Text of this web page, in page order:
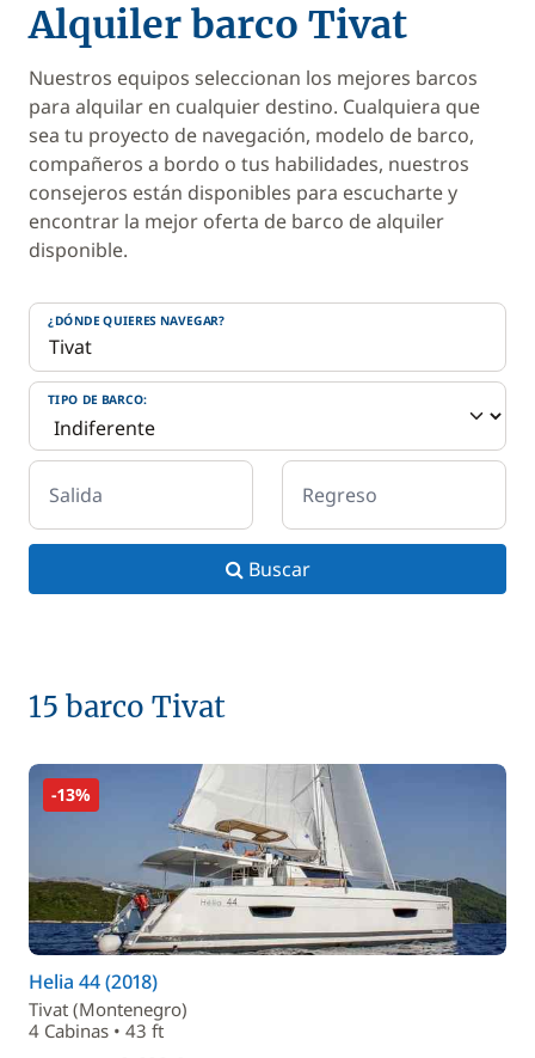
Alquiler barco Tivat
Nuestros equipos seleccionan los mejores barcos
para alquilar en cualquier destino. Cualquiera que
sea tu proyecto de navegación, modelo de barco,
compañeros a bordo o tus habilidades, nuestros
consejeros están disponibles para escucharte y
encontrar la mejor oferta de barco de alquiler
disponible.
¿DÓNDE QUIERES NAVEGAR?
TIPO DE BARCO:
Salida Regreso
Buscar
15 barco Tivat
-13%
Helia 44 (2018)
Tivat (Montenegro)
4 Cabinas • 43 ft